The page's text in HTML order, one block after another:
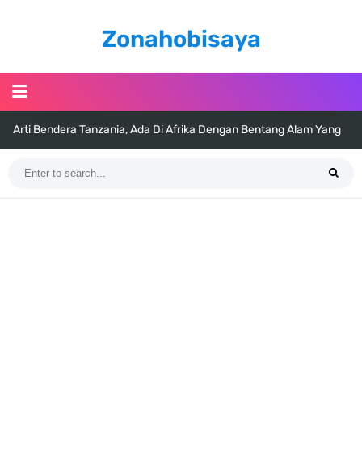
Zonahobisaya
Arti Bendera Tanzania, Ada Di Afrika Dengan Bentang Alam Yang